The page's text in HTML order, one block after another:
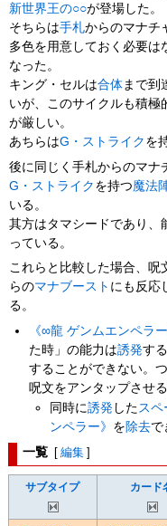
新世界王の○○が登場した。
そちらは手札からのマナチ
多色を用意しておく必要は
なった。
キング・セルは合体 まで到
いが、このサイクルも積極
が厳しい。
あちらはG・ストライク を
後に同じく手札からのマナ
G・ストライク を持つ魔法
いる。
其方はタマシードであり、
っている。
これらと比較した場合、呪
らのマナブースト にも反応
る。
《∞龍 ゲンムエンペラ
た時」の能力は誘発す
することができない。
呪文をアンタップさせ
同時に誘発 した ス
ンペラー》 を 除去で
一覧 [ 編集 ]
サブタイプ カード